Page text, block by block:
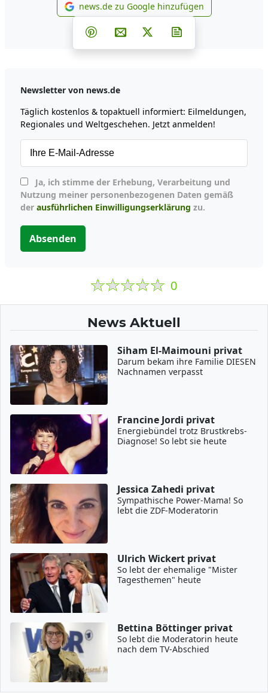
news.de zu Google
news.de zu Google hinzufügen
Teilen auf Facebook
Teilen auf Whatsapp
Teilen auf Telegram
Teilen auf Pinterest
Per E-Mail teilen
Post auf X
Newsletter von news.de
Täglich kostenlos & topaktuell informiert: Eilmeldungen,
Regionales und Weltgeschehen. Jetzt anmelden!
Nutzung meiner personenbezogenen Daten gemäß
der ausführlichen Einwilligungserklärung zu.
Absenden
0
News Aktuell
Siham El-Maimouni privat
Darum bekam ihre Familie DIESEN
Nachnamen verpasst
Francine Jordi privat
Energiebündel trotz Brustkrebs-
Diagnose! So lebt sie heute
Jessica Zahedi privat
Sympathische Power-Mama! So
lebt die ZDF-Moderatorin
Ulrich Wickert privat
So lebt der ehemalige "Mister
Tagesthemen" heute
Bettina Böttinger privat
So lebt die Moderatorin heute
nach dem TV-Abschied